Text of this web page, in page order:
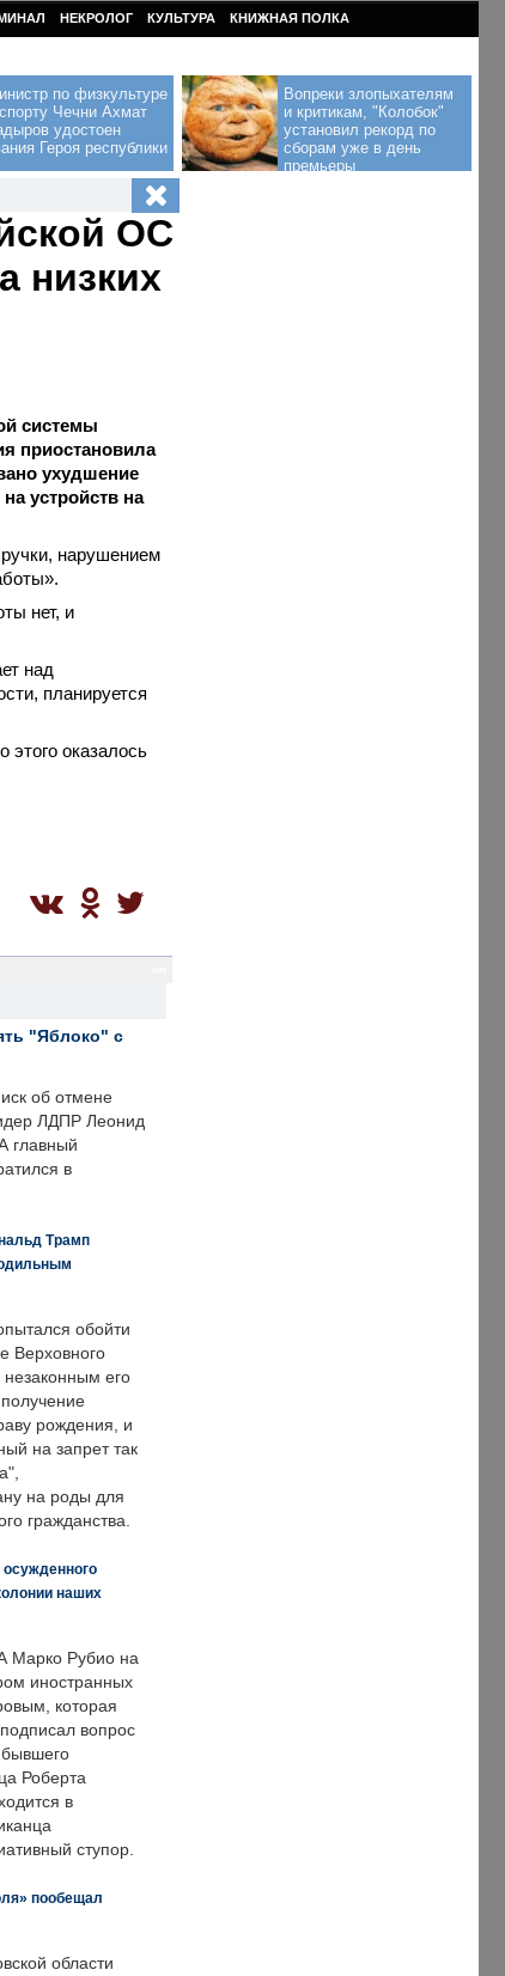
НЕКРОЛОГ КУЛЬТУРА КНИЖНАЯ ПОЛКА
по физкультуре
Чечни Ахмат
удостоен
Героя республики
Вопреки злопыхателям
и критикам, "Колобок"
установил рекорд по
сборам уже в день
премьеры
ОС
низких
системы
приостановила
ухудшение
устройств на
нарушением
нет, и
над
планируется
этого оказалось
"Яблоко" с
об отмене
ЛДПР Леонид
главный
в
Трамп
обойти
Верховного
его
рождения, и
на запрет так
на роды для
гражданства.
наших
Марко Рубио на
иностранных
которая
вопрос
Роберта
в
ступор.
пообещал
области